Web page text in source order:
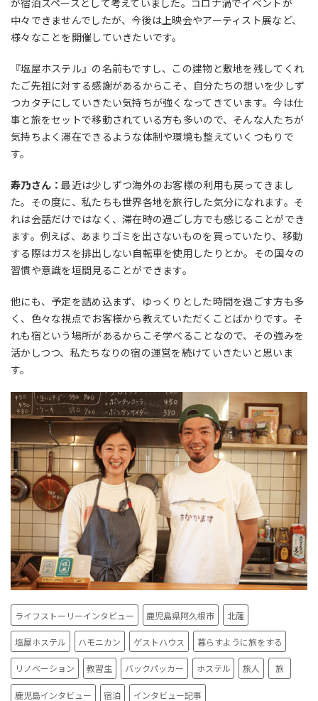
中々できませんでしたが、今後は上映会やアーティスト展など、
様々なことを開催していきたいです。
『塩屋ホステル』の名前もですし、この建物と敷地を残してくれ
たご先祖に対する感謝があるからこそ、自分たちの想いを少しず
つカタチにしていきたい気持ちが強くなってきています。今は仕
事と旅をセットで移動されている方も多いので、そんな人たちが
気持ちよく滞在できるような体制や環境も整えていくつもりで
す。
寿乃さん：最近は少しずつ海外のお客様の利用も戻ってきまし
た。その度に、私たちも世界各地を旅行した気分になれます。そ
れは会話だけではなく、滞在時の過ごし方でも感じることができ
ます。例えば、あまりゴミを出さないものを買っていたり、移動
する際はガスを排出しない自転車を使用したりとか。その国々の
習慣や意識を垣間見ることができます。
他にも、予定を詰め込まず、ゆっくりとした時間を過ごす方も多
く、色々な視点でお客様から教えていただくことばかりです。そ
れも宿という場所があるからこそ学べることなので、その強みを
活かしつつ、私たちなりの宿の運営を続けていきたいと思いま
す。
ライフストーリーインタビュー 鹿児島県阿久根市 北薩
塩屋ホステル ハモニカン ゲストハウス 暮らすように旅をする
リノベーション 教習生 バックパッカー ホステル 旅人 旅
鹿児島インタビュー 宿泊 インタビュー記事